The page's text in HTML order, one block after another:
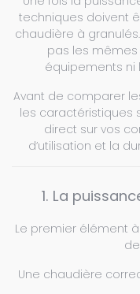
techniques doivent
chaudière à
pas les
équipements ni
Avant de comparer
les caractéristiques
direct sur vos
d’utilisation et la
1. La
Le premier élément
Une chaudière